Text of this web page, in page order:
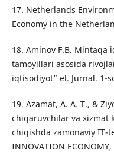
17. Netherlands
Economy in the
18. Aminov F.B.
tamoyillari asosida
iqtisodiyot” el. Jurnal. 1-
19. Azamat, A. A. T., &
chiqaruvchilar va xizmat
chiqishda zamonaviy IT-
INNOVATION ECONOMY,